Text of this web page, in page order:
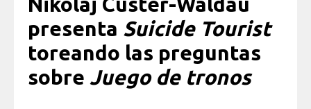
presenta Suicide Tourist
toreando las preguntas
sobre Juego de tronos